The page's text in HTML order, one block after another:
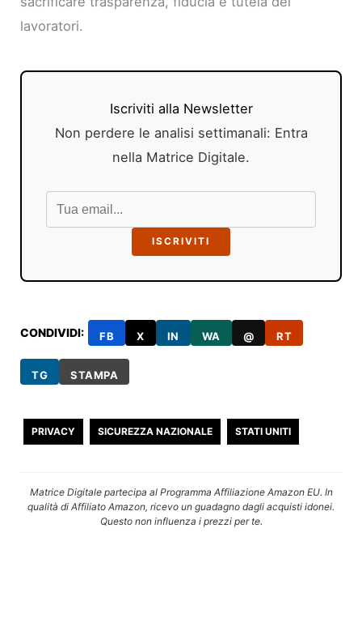
lavoratori.
Iscriviti alla Newsletter
Non perdere le analisi settimanali: Entra
nella Matrice Digitale.
ISCRIVITI
CONDIVIDI: FB X IN WA @ RT
TG STAMPA
PRIVACY SICUREZZA NAZIONALE STATI UNITI
Matrice Digitale partecipa al Programma Affiliazione Amazon EU. In
qualità di Affiliato Amazon, ricevo un guadagno dagli acquisti idonei.
Questo non influenza i prezzi per te.